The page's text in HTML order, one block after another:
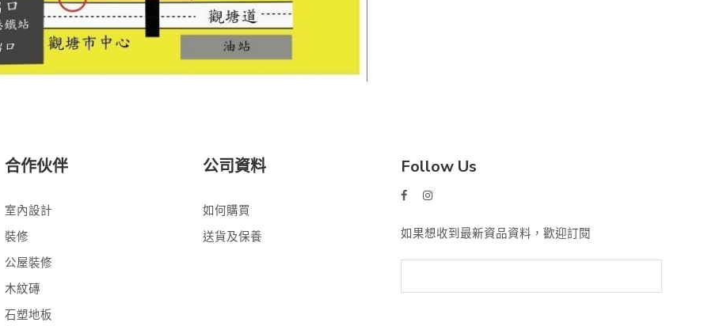
合作伙伴
室內設計
裝修
公屋裝修
木紋磚
石塑地板
公司資料
如何購買
送貨及保養
Follow Us
如果想收到最新資品資料，歡迎訂閱